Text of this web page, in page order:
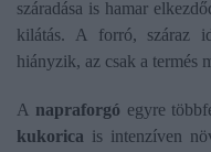
száradása is hamar
kilátás. A forró, száraz
hiányzik, az csak a termés
A napraforgó egyre
kukorica is intenzíven